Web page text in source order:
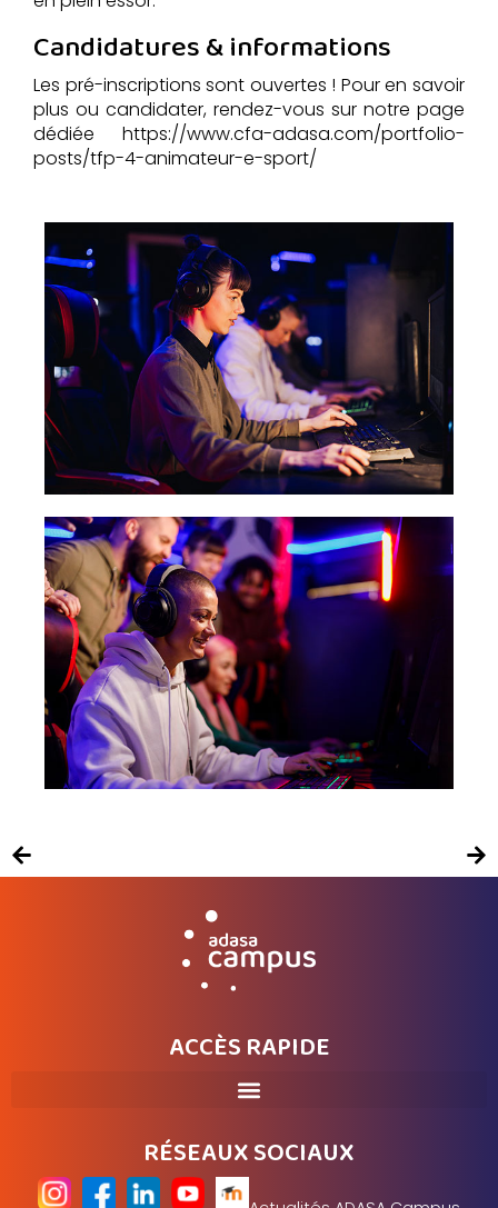
Candidatures & informations
Les pré-inscriptions sont ouvertes ! Pour en savoir
plus ou candidater, rendez-vous sur notre page
dédiée https://www.cfa-adasa.com/portfolio-
posts/tfp-4-animateur-e-sport/
ACCÈS RAPIDE
RÉSEAUX SOCIAUX